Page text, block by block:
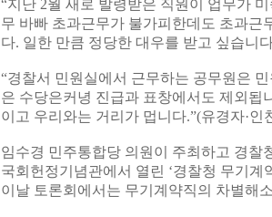
“지난 2월 새로 발령받은 직원이 업무가
무 바빠 초과근무가 불가피한데도 초과근
다. 일한 만큼 정당한 대우를 받고 싶습니
“경찰서 민원실에서 근무하는 공무원은
은 수당은커녕 진급과 표창에서도 제외됩
이고 우리와는 거리가 멉니다.”(유경자·인
임수경 민주통합당 의원이 주최하고 경찰
국회헌정기념관에서 열린 ‘경찰청 무기
이날 토론회에서는 무기계약직의 차별해